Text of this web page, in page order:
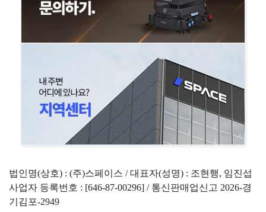
법인명(상호) : (주)스페이스 / 대표자(성명) : 조현행, 임진섭
사업자 등록번호 : [646-87-00296] / 통신판매업신고 2026-경
기김포-2949